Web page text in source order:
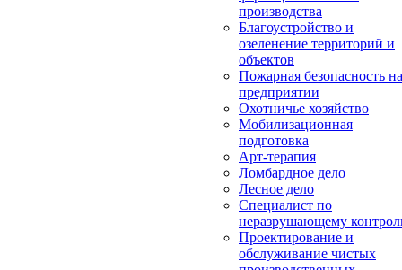
производства
Благоустройство и
озеленение территорий и
объектов
Пожарная безопасность на
предприятии
Охотничье хозяйство
Мобилизационная
подготовка
Арт-терапия
Ломбардное дело
Лесное дело
Специалист по
неразрушающему
Проектирование и
обслуживание чистых